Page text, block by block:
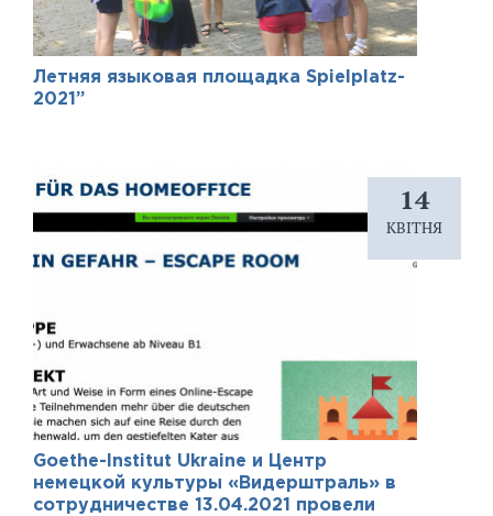
Летняя языковая площадка Spielplatz-
2021”
14
КВІТНЯ
Goethe-Institut Ukraine и Центр
немецкой культуры «Видерштраль» в
сотрудничестве 13.04.2021 провели